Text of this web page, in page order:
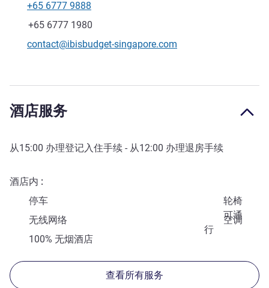
电话
+65 6777 9888
传真
+65 6777 1980
联系电子邮件
contact@ibisbudget-singapore.com
酒店服务
从15:00 办理登记入住手续 - 从12:00 办理退房手续
酒店内
停车
轮椅
可通
行
无线网络
空调
100% 无烟酒店
查看所有服务